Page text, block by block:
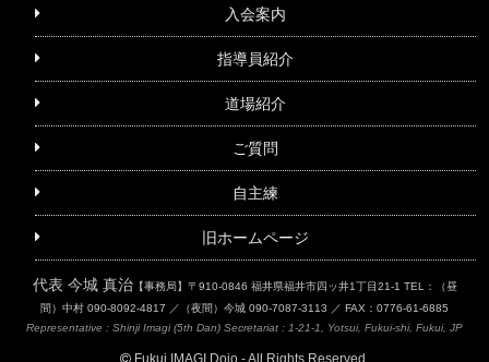
入会案内
指導員紹介
道場紹介
ご質問
自主練
旧ホームページ
代表 今城 真治【事務局】〒910-0846 福井県福井市四ッ井1丁目21-1 TEL：（昼
間）中村 090-8092-4817 ／（夜間）今城 090-7087-3113 ／ FAX：0776-61-6885
Representative : Shinji Imagi (5th Dan) Secretariat : 1-21-1, Yotsui, Fukui-shi, Fukui, JP
Fukui IMAGI Dojo - All Rights Reserved.